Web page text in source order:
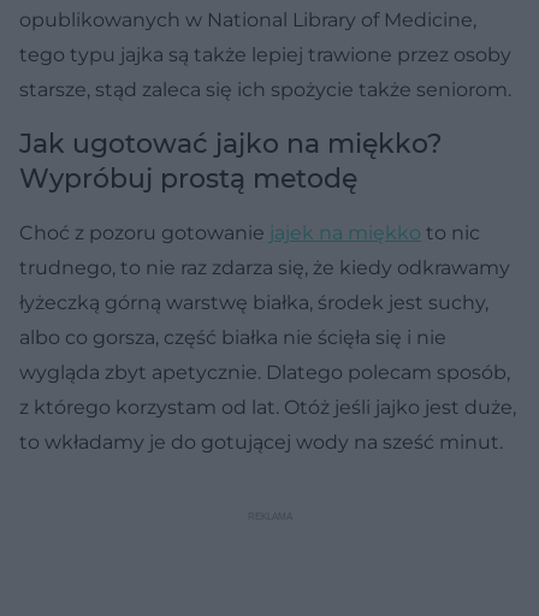
opublikowanych w National Library of Medicine,
tego typu jajka są także lepiej trawione przez osoby
starsze, stąd zaleca się ich spożycie także seniorom.
Jak ugotować jajko na miękko?
Wypróbuj prostą metodę
Choć z pozoru gotowanie jajek na miękko to nic
trudnego, to nie raz zdarza się, że kiedy odkrawamy
łyżeczką górną warstwę białka, środek jest suchy,
albo co gorsza, część białka nie ścięła się i nie
wygląda zbyt apetycznie. Dlatego polecam sposób,
z którego korzystam od lat. Otóż jeśli jajko jest duże,
to wkładamy je do gotującej wody na sześć minut.